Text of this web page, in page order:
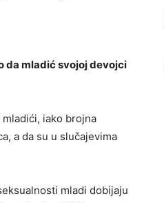
da mladić svojoj devojci
iako brojna
a da su u slučajevima
mladi dobijaju